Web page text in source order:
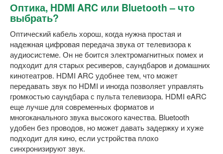
Оптика, HDMI ARC или Bluetooth – что
выбрать?
Оптический кабель хорош, когда нужна простая и
надежная цифровая передача звука от телевизора к
аудиосистеме. Он не боится электромагнитных помех и
подходит для старых ресиверов, саундбаров и домашних
кинотеатров. HDMI ARC удобнее тем, что может
передавать звук по HDMI и иногда позволяет управлять
громкостью саундбара с пульта телевизора. HDMI eARC
еще лучше для современных форматов и
многоканального звука высокого качества. Bluetooth
удобен без проводов, но может давать задержку и хуже
подходит для кино, если устройства плохо
синхронизируют звук.